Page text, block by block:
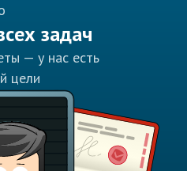
задач
— у нас есть
цели